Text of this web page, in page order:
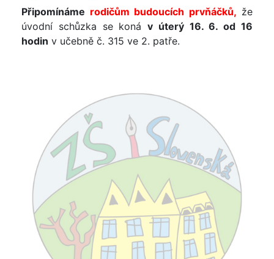
Připomínáme rodičům budoucích prvňáčků, že
úvodní schůzka se konáv úterý 16. 6. od 16
hodin v učebně č. 315 ve 2. patře.